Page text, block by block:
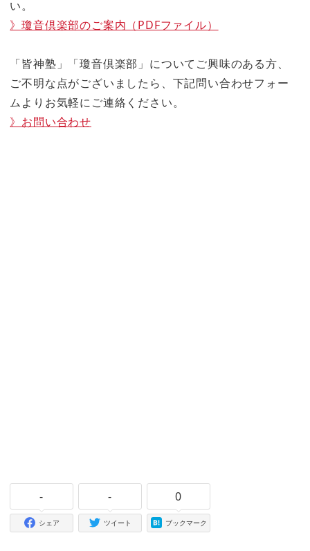
い。
》瓊音倶楽部のご案内（PDFファイル）
「皆神塾」「瓊音倶楽部」についてご興味のある方、
ご不明な点がございましたら、下記問い合わせフォー
ムよりお気軽にご連絡ください。
》お問い合わせ
-
シェア
-
ツイート
0
ブックマーク